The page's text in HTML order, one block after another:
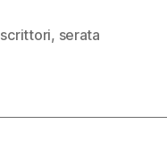
scrittori, serata